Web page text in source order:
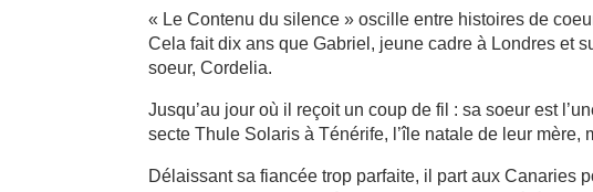
« Le Contenu du silence » oscille entre histoires de
Cela fait dix ans que Gabriel, jeune cadre à Londres et
soeur, Cordelia.
Jusqu’au jour où il reçoit un coup de fil : sa soeur est
secte Thule Solaris à Ténérife, l’île natale de leur mère,
Délaissant sa fiancée trop parfaite, il part aux Canaries